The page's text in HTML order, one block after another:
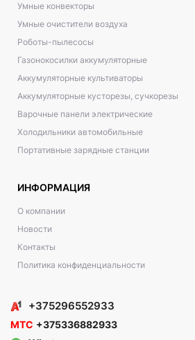
Умные конвекторы
Умные очистители воздуха
Роботы-пылесосы
Газонокосилки аккумуляторные
Аккумуляторные культиваторы
Аккумуляторные кусторезы, сучкорезы
Варочные панели электрические
Холодильники автомобильные
Портативные зарядные станции
ИНФОРМАЦИЯ
О компании
Новости
Контакты
Политика конфиденциальности
+375296552933
МТС +375336882933